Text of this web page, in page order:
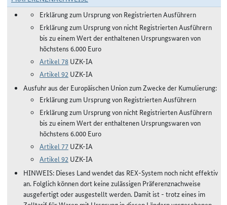
Erklärung zum Ursprung von Registrierten Ausführern
Erklärung zum Ursprung von nicht Registrierten Ausführern
bis zu einem Wert der enthaltenen Ursprungswaren von
höchstens 6.000 Euro
Artikel 78 UZK-IA
Artikel 92 UZK-IA
Ausfuhr aus der Europäischen Union zum Zwecke der Kumulierung:
Erklärung zum Ursprung von Registrierten Ausführern
Erklärung zum Ursprung von nicht Registrierten Ausführern
bis zu einem Wert der enthaltenen Ursprungswaren von
höchstens 6.000 Euro
Artikel 77 UZK-IA
Artikel 92 UZK-IA
HINWEIS: Dieses Land wendet das REX-System noch nicht effektiv
an. Folglich können dort keine zulässigen Präferenznachweise
ausgefertigt oder ausgestellt werden. Damit ist - trotz eines im